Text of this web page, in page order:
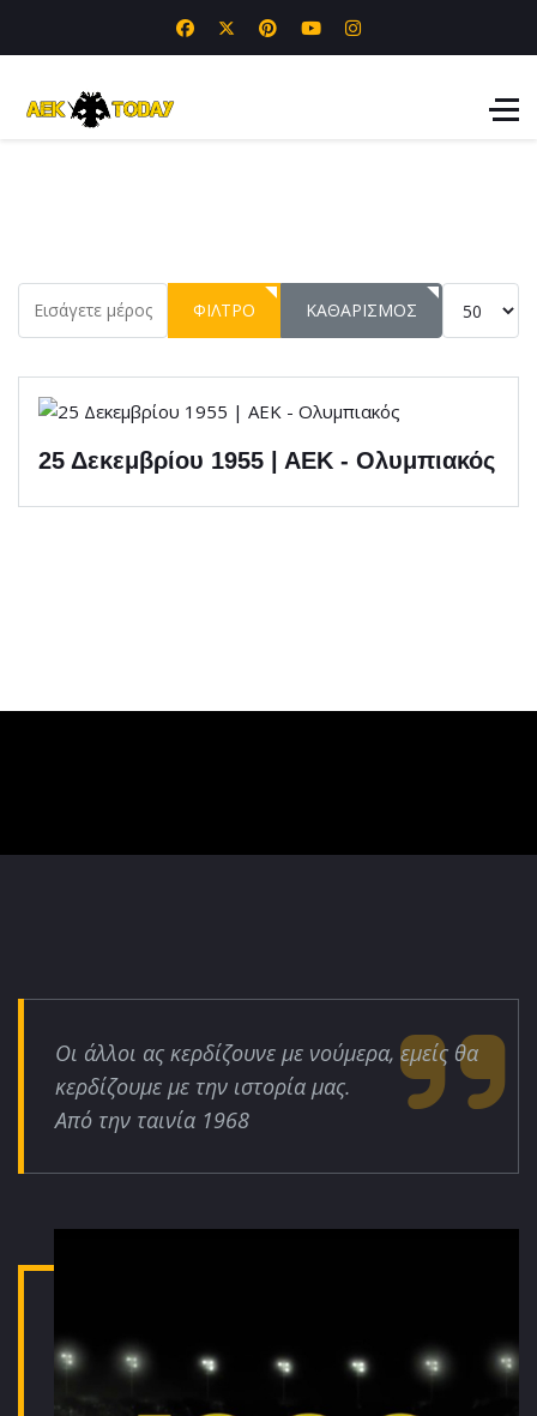
Εισάγετε μέρος του τίτλου.
ΦΊΛΤΡΟ ΚΑΘΑΡΙΣΜΌΣ
25 Δεκεμβρίου 1955 | ΑΕΚ - Ολυμπιακός
Οι άλλοι ας κερδίζουνε με νούμερα, εμείς θα
κερδίζουμε με την ιστορία μας.
Από την ταινία 1968